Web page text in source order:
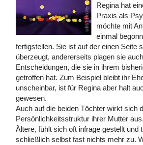
Regina hat
Praxis als
möchte mit
einmal
fertigstellen. Sie ist auf der einen Seite
überzeugt, andererseits plagen sie
Entscheidungen, die sie in ihrem
getroffen hat. Zum Beispiel bleibt ihr
unscheinbar, ist für Regina aber halt
gewesen.
Auch auf die beiden Töchter wirkt sich
Persönlichkeitsstruktur ihrer Mutter
Ältere, fühlt sich oft infrage gestellt und
schließlich selbst fast nichts mehr zu.